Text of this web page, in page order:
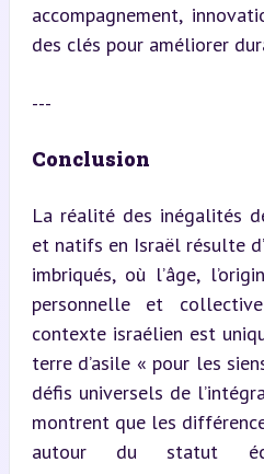
accompagnement,
des clés pour améliorer
---
Conclusion
La réalité des inégalités
et natifs en Israël résulte
imbriqués, où l’âge,
personnelle et
contexte israélien est
terre d’asile « pour les
défis universels de
montrent que les
autour du statut